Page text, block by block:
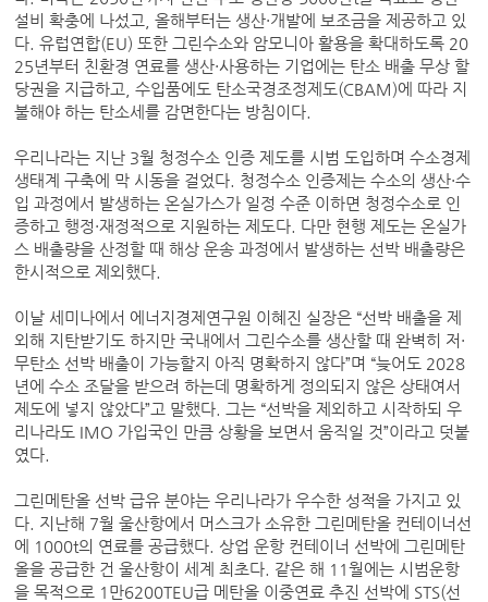
설비 확충에 나섰고, 올해부터는 생산·개발에 보조금을 제공하고 있
다. 유럽연합(EU) 또한 그린수소와 암모니아 활용을 확대하도록 20
25년부터 친환경 연료를 생산·사용하는 기업에는 탄소 배출 무상 할
당권을 지급하고, 수입품에도 탄소국경조정제도(CBAM)에 따라 지
불해야 하는 탄소세를 감면한다는 방침이다.
우리나라는 지난 3월 청정수소 인증 제도를 시범 도입하며 수소경제
생태계 구축에 막 시동을 걸었다. 청정수소 인증제는 수소의 생산·수
입 과정에서 발생하는 온실가스가 일정 수준 이하면 청정수소로 인
증하고 행정·재정적으로 지원하는 제도다. 다만 현행 제도는 온실가
스 배출량을 산정할 때 해상 운송 과정에서 발생하는 선박 배출량은
한시적으로 제외했다.
이날 세미나에서 에너지경제연구원 이혜진 실장은 “선박 배출을 제
외해 지탄받기도 하지만 국내에서 그린수소를 생산할 때 완벽히 저·
무탄소 선박 배출이 가능할지 아직 명확하지 않다”며 “늦어도 2028
년에 수소 조달을 받으려 하는데 명확하게 정의되지 않은 상태여서
제도에 넣지 않았다”고 말했다. 그는 “선박을 제외하고 시작하되 우
리나라도 IMO 가입국인 만큼 상황을 보면서 움직일 것”이라고 덧붙
였다.
그린메탄올 선박 급유 분야는 우리나라가 우수한 성적을 가지고 있
다. 지난해 7월 울산항에서 머스크가 소유한 그린메탄올 컨테이너선
에 1000t의 연료를 공급했다. 상업 운항 컨테이너 선박에 그린메탄
올을 공급한 건 울산항이 세계 최초다. 같은 해 11월에는 시범운항
을 목적으로 1만6200TEU급 메탄올 이중연료 추진 선박에 STS(선